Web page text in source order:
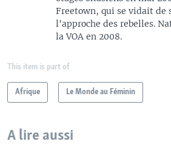
Freetown, qui se vidait de
l'approche des rebelles.
la VOA en 2008.
This item is part of
Afrique Le Monde au Féminin
A lire aussi